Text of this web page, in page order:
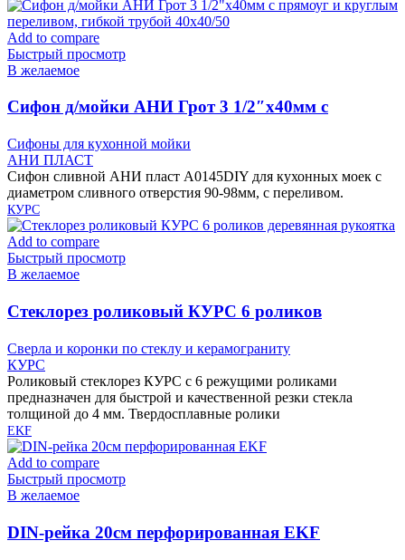
Add to compare
Быстрый просмотр
В желаемое
Cифон д/мойки АНИ Грот 3 1/2″х40мм с
40х40/50
Сифоны для кухонной мойки
АНИ ПЛАСТ
Сифон сливной АНИ пласт A0145DIY для кухонных моек с
диаметром сливного отверстия 90-98мм, с переливом.
КУРС
Add to compare
Быстрый просмотр
В желаемое
Cтеклорез роликовый КУРС 6 роликов
Сверла и коронки по стеклу и керамограниту
КУРС
Роликовый стеклорез КУРС с 6 режущими роликами
предназначен для быстрой и качественной резки стекла
толщиной до 4 мм. Твердосплавные ролики
EKF
Add to compare
Быстрый просмотр
В желаемое
DIN-рейка 20см перфорированная EKF